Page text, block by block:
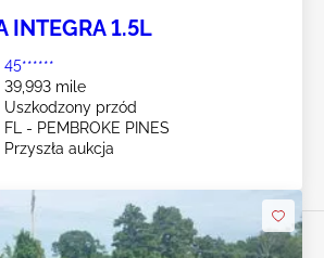
INTEGRA 1.5L
45******
39,993 mile
Uszkodzony przód
FL - PEMBROKE PINES
Przyszła aukcja